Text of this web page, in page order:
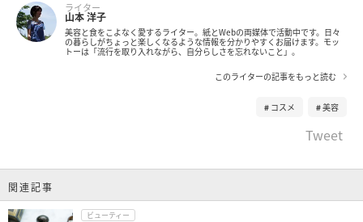
ライター
山本 洋子
美容と食をこよなく愛するライター。紙とWebの両媒体で活動中です。日々
の暮らしがちょっと楽しくなるような情報を分かりやすくお届けます。モッ
トーは「流行を取り入れながら、自分らしさを忘れないこと」。
このライターの記事をもっと読む
コスメ 美容
Tweet
関連記事
ビューティー